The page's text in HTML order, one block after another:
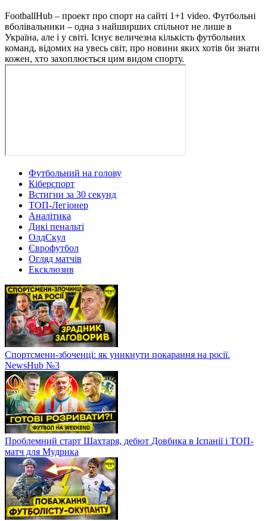
FootballHub – проект про спорт на сайті 1+1 video. Футбольні
вболівальники – одна з найширших спільнот не лише в
Україна, але і у світі. Існує величезна кількість футбольних
команд, відомих на увесь світ, про новини яких хотів би знати
кожен, хто захоплюється цим видом спорту.
Футбольний на голову
Кіберспорт
Встигни за 30 секунд
ТОП-Легіонер
Аналітика
Дикі пенальті
ОлдСкул
Єврофутбол
Огляд матчів
Ексклюзив
Спортсмени-збоченці: як уникнути покарання на росії.
NewsHub №3
Проблемний старт Шахтаря, дебют Довбика в Іспанії і ТОП-
матч для Мудрика